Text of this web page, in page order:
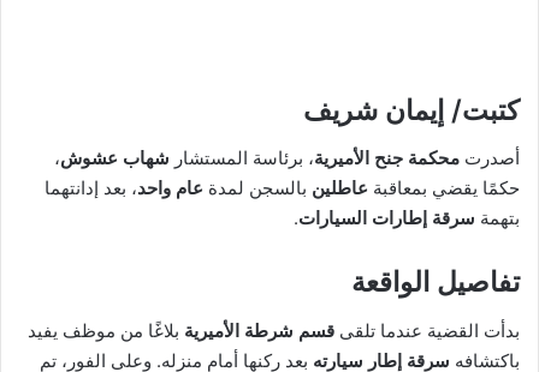
كتبت/ إيمان شريف
أصدرت محكمة جنح الأميرية، برئاسة المستشار شهاب عشوش،
حكمًا يقضي بمعاقبة عاطلين بالسجن لمدة عام واحد، بعد إدانتهما
بتهمة سرقة إطارات السيارات.
تفاصيل الواقعة
بدأت القضية عندما تلقى قسم شرطة الأميرية بلاغًا من موظف يفيد
باكتشافه سرقة إطار سيارته بعد ركنها أمام منزله. وعلى الفور، تم